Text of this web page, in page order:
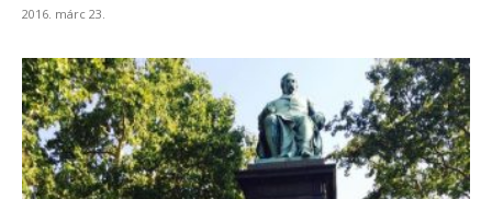
2016. márc 23.